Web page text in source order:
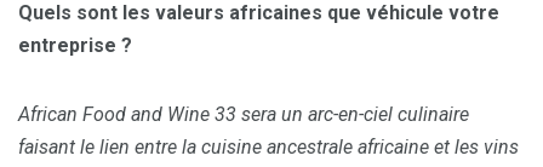
Quels sont les valeurs africaines que véhicule votre
entreprise ?
African Food and Wine 33 sera un arc-en-ciel culinaire
faisant le lien entre la cuisine ancestrale africaine et les vins